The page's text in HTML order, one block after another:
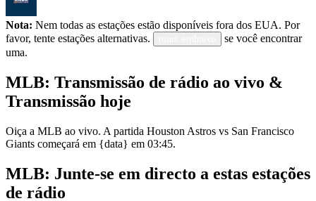
Nota: Nem todas as estações estão disponíveis fora dos EUA. Por
favor, tente estações alternativas.
se você encontrar
uma.
MLB: Transmissão de rádio ao vivo &
Transmissão hoje
Oiça a MLB ao vivo. A partida Houston Astros vs San Francisco
Giants começará em {data} em 03:45.
MLB: Junte-se em directo a estas estações
de rádio